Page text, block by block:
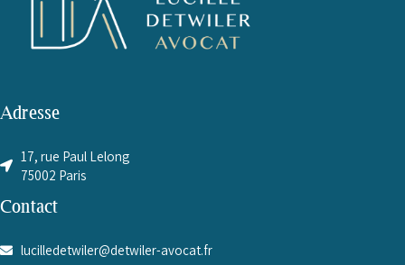
Adresse
17, rue Paul Lelong
75002 Paris
Contact
lucilledetwiler@detwiler-avocat.fr